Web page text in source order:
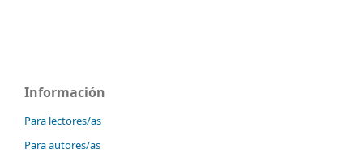
Información
Para lectores/as
Para autores/as